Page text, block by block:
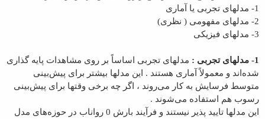
1- مدلهای تجربی یا آماری
2- مدلهای مفهومی ( نظری)
3- مدلهای فیزیکی
1- مدلهای تجربی :
مدلهای تجربی اساساً بر روی مشاهدات پایه گذاری
شده‌اند و معمولاً آماری هستند . این مدلها بیشتر برای پیش‌بینی
متوسط فرسایش به کار می‌روند ، اگر چه برخی وقتها برای پیش‌بینی
رسوب هم استفاده می‌شوند .
این مدلها تایید پذیر نیستند و فرآیند بارش 0 رواناب در حوزه‌‌های مدل